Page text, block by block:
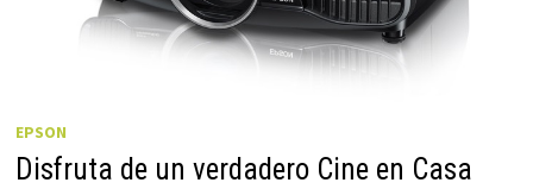
EPSON
Disfruta de un verdadero Cine en Casa